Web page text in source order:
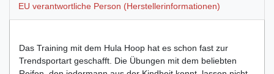
EU verantwortliche Person (Herstellerinformationen)
Das Training mit dem Hula Hoop hat es schon fast zur
Trendsportart geschafft. Die Übungen mit dem beliebten